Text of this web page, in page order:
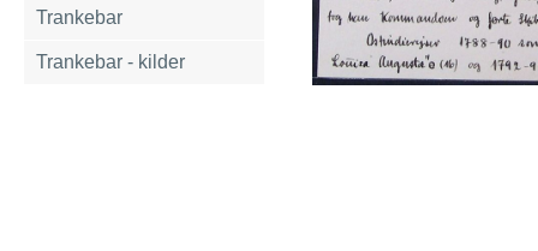
Trankebar
Trankebar - kilder